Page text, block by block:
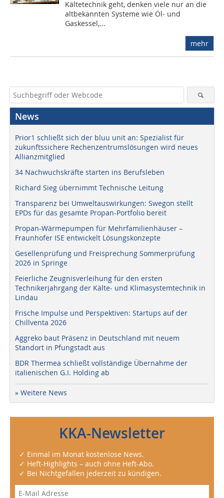
Kältetechnik geht, denken viele nur an die
altbekannten Systeme wie Öl- und
Gaskessel,...
mehr
News
Prior1 schließt sich der bluu unit an: Spezialist für
zukunftssichere Rechenzentrumslösungen wird neues
Allianzmitglied
34 Nachwuchskräfte starten ins Berufsleben
Richard Sieg übernimmt Technische Leitung
Transparenz bei Umweltauswirkungen: Swegon stellt
EPDs für das gesamte Propan-Portfolio bereit
Propan-Wärmepumpen für Mehrfamilienhäuser –
Fraunhofer ISE entwickelt Lösungskonzepte
Gesellenprüfung und Freisprechung Sommerprüfung
2026 in Springe
Feierliche Zeugnisverleihung für den ersten
Technikerjahrgang der Kälte- und Klimasystemtechnik in
Lindau
Frische Impulse und Perspektiven: Startups auf der
Chillventa 2026
Aggreko baut Präsenz in Deutschland mit neuem
Standort in Pfungstadt aus
BDR Thermea schließt vollständige Übernahme der
italienischen G.I. Holding ab
» Weitere News
KKA-Newsletter
✓ Einmal im Monat kostenlose News.
✓ Heft-Highlights – auch ohne Heft-Abo.
✓ Bei Nichtgefallen jederzeit zu kündigen.